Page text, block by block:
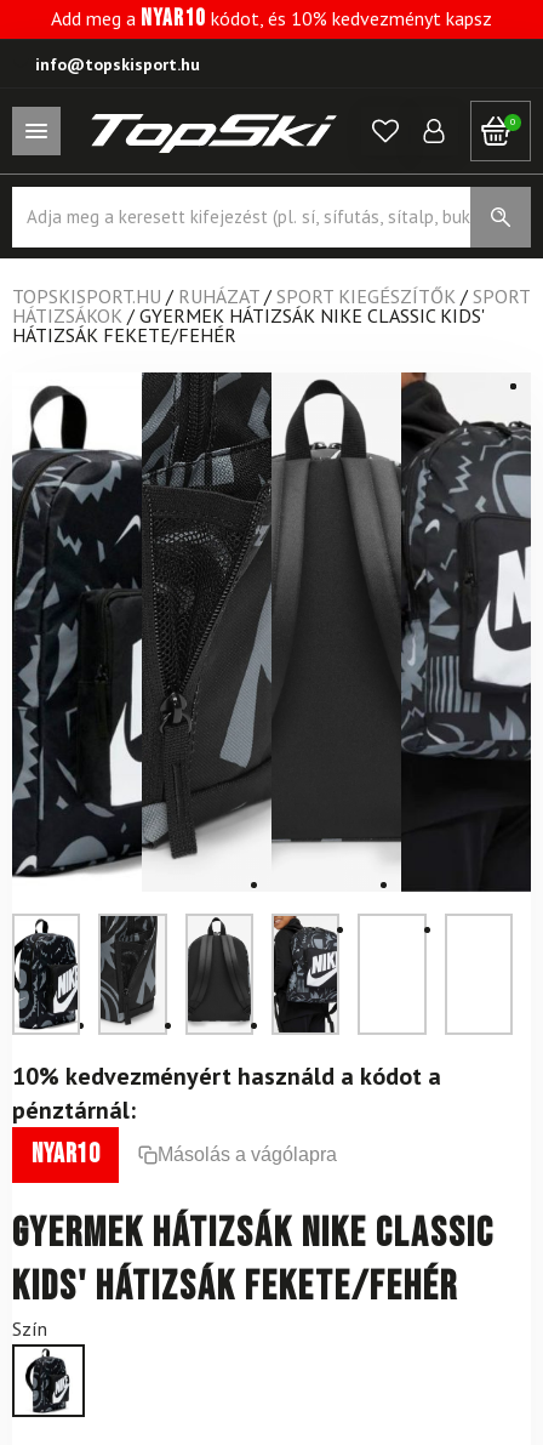
Add meg a NYAR10 kódot, és 10% kedvezményt kapsz
info@topskisport.hu
0
search
TOPSKISPORT.HU / RUHÁZAT / SPORT KIEGÉSZÍTŐK / SPORT
HÁTIZSÁKOK / GYERMEK HÁTIZSÁK NIKE CLASSIC KIDS'
HÁTIZSÁK FEKETE/FEHÉR
10% kedvezményért használd a kódot a
pénztárnál:
nyar10 Másolás a vágólapra
Gyermek hátizsák NIKE Classic
Kids' Hátizsák Fekete/fehér
Szín